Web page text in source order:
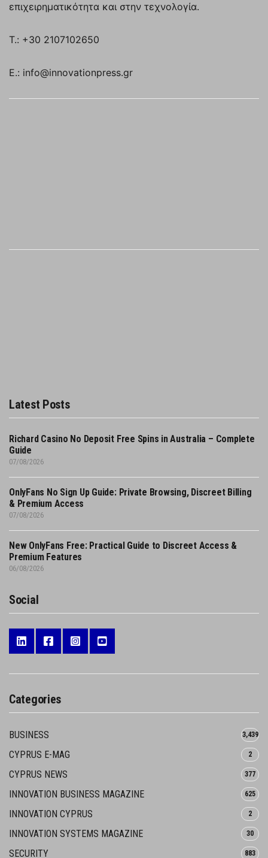
επιχειρηματικότητα και στην τεχνολογία.
T.: +30 2107102650
E.: info@innovationpress.gr
Latest Posts
Richard Casino No Deposit Free Spins in Australia – Complete
Guide
07/08/2026
OnlyFans No Sign Up Guide: Private Browsing, Discreet Billing
& Premium Access
07/08/2026
New OnlyFans Free: Practical Guide to Discreet Access &
Premium Features
06/08/2026
Social
Categories
BUSINESS 3,439
CYPRUS E-MAG 2
CYPRUS NEWS 377
INNOVATION BUSINESS MAGAZINE 625
INNOVATION CYPRUS 2
INNOVATION SYSTEMS MAGAZINE 30
SECURITY 883